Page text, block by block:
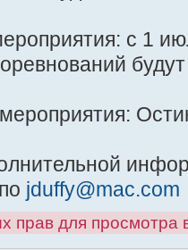
с 1
jduffy@mac.com
прав для